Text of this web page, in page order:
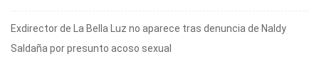
Exdirector de La Bella Luz no aparece tras denuncia de Naldy
Saldaña por presunto acoso sexual